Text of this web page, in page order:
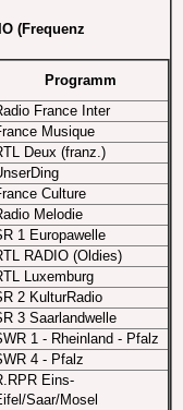
(Frequenz
Programm
France Inter
Musique
Deux (franz.)
Culture
Melodie
1 Europawelle
RADIO (Oldies)
Luxemburg
2 KulturRadio
3 Saarlandwelle
1 - Rheinland - Pfalz
4 - Pfalz
Eins-
Saar/Mosel